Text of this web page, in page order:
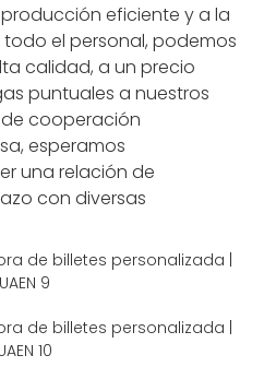
eficiente y a la
el personal, podemos
calidad, a un precio
puntuales a nuestros
de cooperación
esperamos
una relación de
con diversas